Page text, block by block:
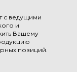
с ведущими
и
Вашему
позиций.